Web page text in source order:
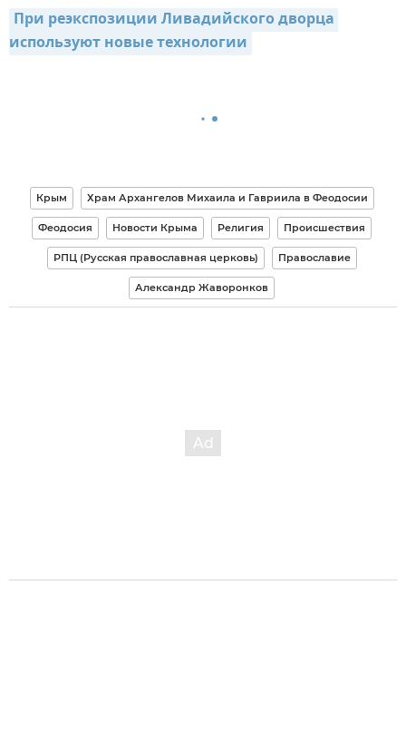
При реэкспозиции Ливадийского дворца
используют новые технологии
Крым Храм Архангелов Михаила и Гавриила в Феодосии
Феодосия Новости Крыма Религия Происшествия
РПЦ (Русская православная церковь) Православие
Александр Жаворонков